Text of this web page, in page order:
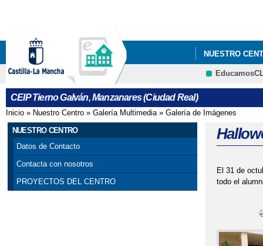
NUESTRO
CHARLA
CEIP Tierno Galván, Manzanares (Ciudad Real)
Se encuentra usted aquí
Inicio » Nuestro Centro » Galería Multimedia» Galería de Imágenes
NUESTRO CENTRO
Datos de Contacto
Contacta con nosotros
PROYECTOS DEL CENTRO
El 31 de
todo el